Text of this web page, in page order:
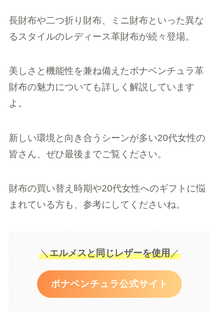
長財布や二つ折り財布、ミニ財布といった異な
るスタイルのレディース革財布が続々登場。
美しさと機能性を兼ね備えたボナベンチュラ革
財布の魅力についても詳しく解説しています
よ。
新しい環境と向き合うシーンが多い20代女性の
皆さん、ぜひ最後までご覧ください。
財布の買い替え時期や20代女性へのギフトに悩
まれている方も、参考にしてくださいね。
＼エルメスと同じレザーを使用／
ボナベンチュラ公式サイト